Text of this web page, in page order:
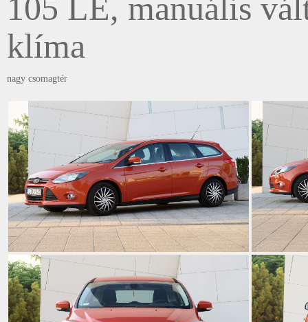
105 LE, manuális
klíma
nagy csomagtér